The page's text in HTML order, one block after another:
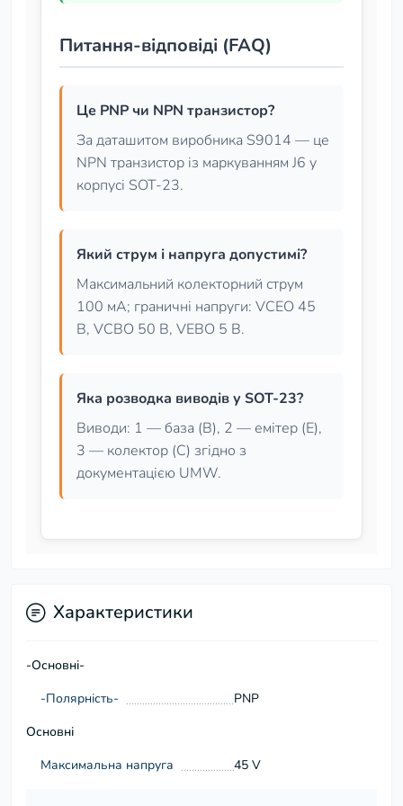
Питання-відповіді (FAQ)
Це PNP чи NPN транзистор?
За даташитом виробника S9014 — це
NPN транзистор із маркуванням J6 у
корпусі SOT-23.
Який струм і напруга допустимі?
Максимальний колекторний струм
100 мА; граничні напруги: VCEO 45
В, VCBO 50 В, VEBO 5 В.
Яка розводка виводів у SOT-23?
Виводи: 1 — база (B), 2 — емітер (E),
3 — колектор (C) згідно з
документацією UMW.
Характеристики
-Основні-
-Полярність-
PNP
Основні
Максимальна напруга
45 V